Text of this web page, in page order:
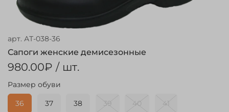
арт. АТ-038-36
Сапоги женские демисезонные
980.00₽ / шт.
Размер обуви
36 37 38 39 40 41